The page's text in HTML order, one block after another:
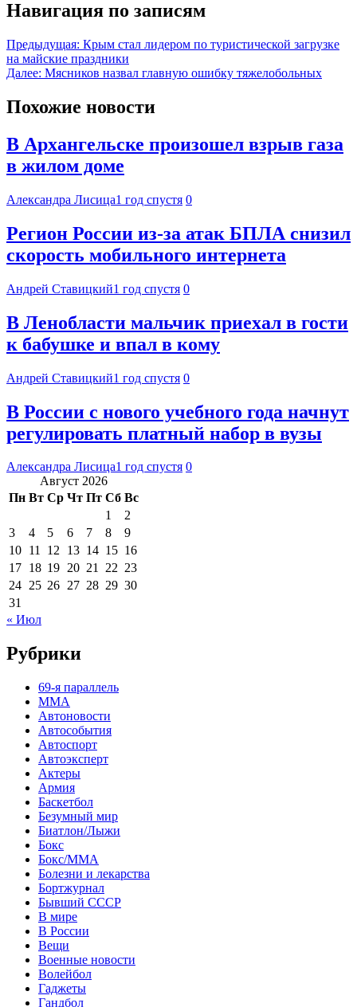
Навигация по записям
Предыдущая: Крым стал лидером по туристической загрузке
на майские праздники
Далее: Мясников назвал главную ошибку тяжелобольных
Похожие новости
В Архангельске произошел взрыв газа
в жилом доме
Александра Лисица1 год спустя 0
Регион России из-за атак БПЛА снизил
скорость мобильного интернета
Андрей Ставицкий1 год спустя 0
В Ленобласти мальчик приехал в гости
к бабушке и впал в кому
Андрей Ставицкий1 год спустя 0
В России с нового учебного года начнут
регулировать платный набор в вузы
Александра Лисица1 год спустя 0
Август 2026
Пн Вт Ср Чт Пт Сб Вс
1
2
3
4 5 6 7 8
9
10 11 12 13 14 15 16
17 18 19 20 21 22 23
24 25 26 27 28 29 30
31
« Июл
Рубрики
69-я параллель
MMA
Автоновости
Автособытия
Автоспорт
Автоэксперт
Актеры
Армия
Баскетбол
Безумный мир
Биатлон/Лыжи
Бокс
Бокс/MMA
Болезни и лекарства
Бортжурнал
Бывший СССР
В мире
В России
Вещи
Военные новости
Волейбол
Гаджеты
Гандбол